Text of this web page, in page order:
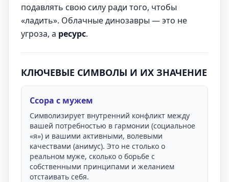
подавлять свою силу ради того, чтобы
«ладить». Облачные динозавры — это не
угроза, а ресурс.
КЛЮЧЕВЫЕ СИМВОЛЫ И ИХ ЗНАЧЕНИЕ
Ссора с мужем
Символизирует внутренний конфликт между
вашей потребностью в гармонии (социальное
«я») и вашими активными, волевыми
качествами (анимус). Это не столько о
реальном муже, сколько о борьбе с
собственными принципами и желанием
отстаивать себя.